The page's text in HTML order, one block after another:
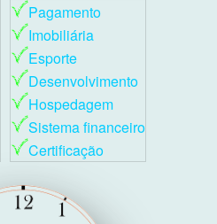
Pagamento
Imobiliária
Esporte
Desenvolvimento
Hospedagem
Sistema financeiro
Certificação